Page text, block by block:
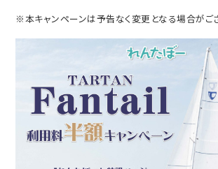
※本キャンペーンは予告なく変更となる場合がござ